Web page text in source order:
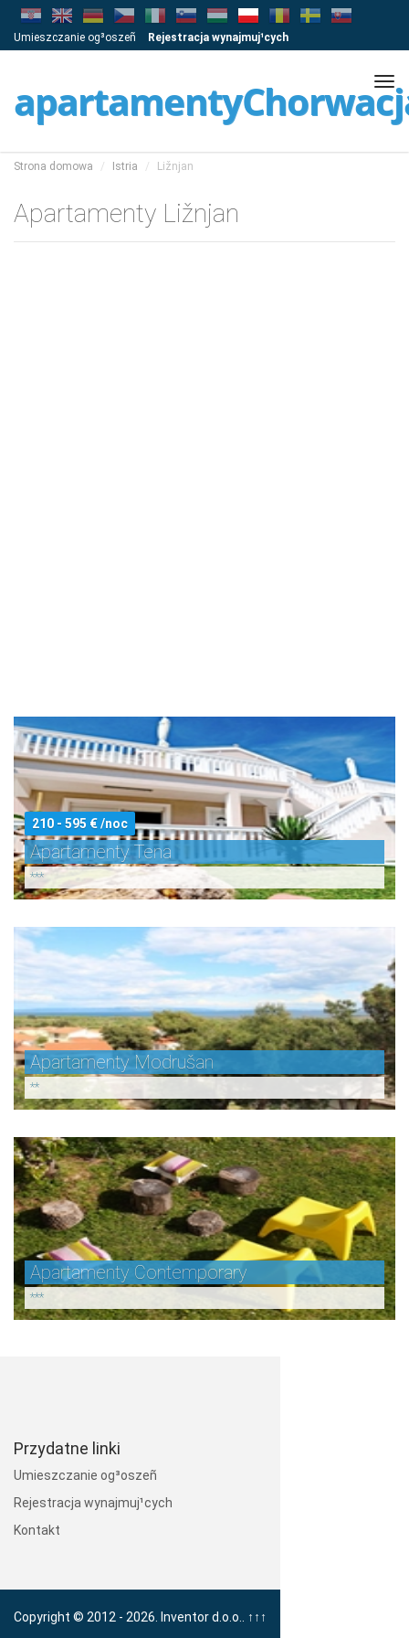
Umieszczanie og³oszeñ Rejestracja wynajmuj¹cych
Strona domowa Istria Ližnjan
Apartamenty Ližnjan
210 - 595 € /noc
Apartamenty Tena
***
Apartamenty Modrušan
**
Apartamenty Contemporary
***
Przydatne linki
Umieszczanie og³oszeñ
Rejestracja wynajmuj¹cych
Kontakt
Copyright © 2012 - 2026. Inventor d.o.o.. ↑↑↑